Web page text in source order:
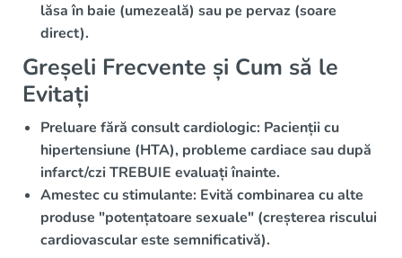
lăsa în baie (umezeală) sau pe pervaz (soare
direct).
Greșeli Frecvente și Cum să le
Evitați
Preluare fără consult cardiologic: Pacienții cu
hipertensiune (HTA), probleme cardiace sau după
infarct/cziTREBUIE evaluați înainte.
Amestec cu stimulante: Evită combinarea cu alte
produse "potențatoare sexuale" (creșterea riscului
cardiovascular este semnificativă).